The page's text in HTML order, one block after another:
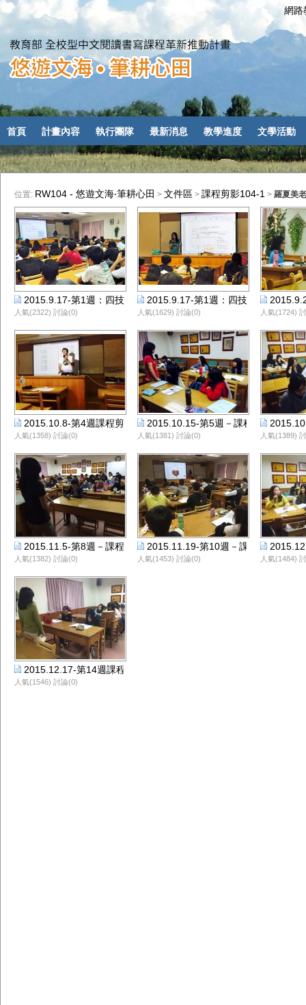
網路
首頁 計畫內容 執行團隊 最新消息 教學進度 文學活動
位置: RW104 - 悠遊文海‧筆耕心田 > 文件區 > 課程剪影104-1 > 羅夏美
2015.9.17-第1週：四技國企B班：羅夏美老師
人氣(2322) 討論(0)
2015.9.17-第1週：四技產設B班：羅
人氣(1629) 討論(0) 人氣(1724)
2015.10.8-第4週課程剪影-羅夏美老師
人氣(1358) 討論(0)
2015.10.15-第5週－課程剪影-夏美老
人氣(1381) 討論(0) 人氣(1389)
2015.11.5-第8週－課程剪影-夏美老師
人氣(1382) 討論(0)
2015.11.19-第10週－課程剪影-夏美
人氣(1453) 討論(0) 人氣(1484)
2015.12.17-第14週課程剪影-羅夏美老師
人氣(1546) 討論(0)